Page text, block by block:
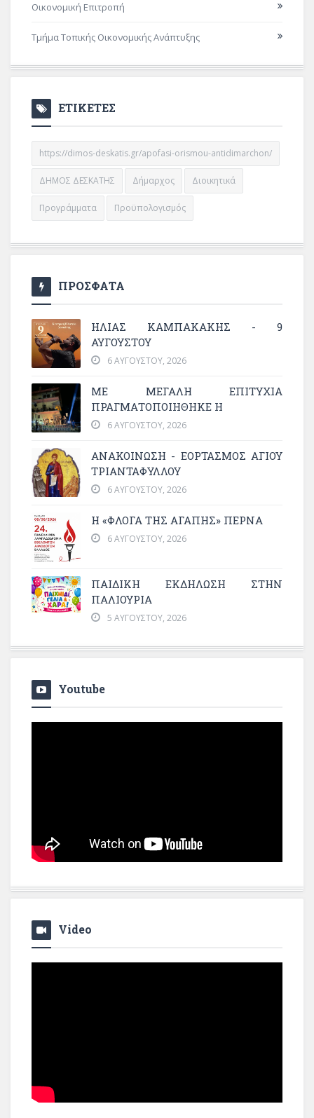
Οικονομική Επιτροπή
Τμήμα Τοπικής Οικονομικής Ανάπτυξης
ΕΤΙΚΕΤΕΣ
https://dimos-deskatis.gr/apofasi-orismou-antidimarchon/
ΔΗΜΟΣ ΔΕΣΚΑΤΗΣ Δήμαρχος Διοικητικά
Προγράμματα Προϋπολογισμός
ΠΡΟΣΦΑΤΑ
ΗΛΙΑΣ ΚΑΜΠΑΚΑΚΗΣ - 9
ΑΥΓΟΥΣΤΟΥ
6 ΑΥΓΟΎΣΤΟΥ, 2026
ΜΕ ΜΕΓΆΛΗ ΕΠΙΤΥΧΊΑ
ΠΡΑΓΜΑΤΟΠΟΙΉΘΗΚΕ Η
6 ΑΥΓΟΎΣΤΟΥ, 2026
ΑΝΑΚΟΙΝΩΣΗ - ΕΟΡΤΑΣΜΟΣ ΑΓΙΟΥ
ΤΡΙΑΝΤΑΦΥΛΛΟΥ
6 ΑΥΓΟΎΣΤΟΥ, 2026
Η «ΦΛΌΓΑ ΤΗΣ ΑΓΆΠΗΣ» ΠΕΡΝΆ
6 ΑΥΓΟΎΣΤΟΥ, 2026
ΠΑΙΔΙΚΗ ΕΚΔΗΛΩΣΗ ΣΤΗΝ
ΠΑΛΙΟΥΡΙΑ
5 ΑΥΓΟΎΣΤΟΥ, 2026
Youtube
Video